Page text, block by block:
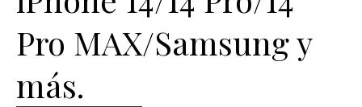
Pro MAX/Samsung y
más.